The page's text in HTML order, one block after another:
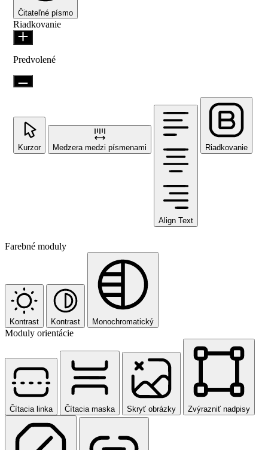
Čitateľné písmo
Riadkovanie
Predvolené
Kurzor Medzera medzi písmenami
Align Text
Riadkovanie
Farebné moduly
Kontrast Kontrast Monochromatický
Moduly orientácie
Čítacia linka Čítacia maska Skryť obrázky Zvýrazniť nadpisy